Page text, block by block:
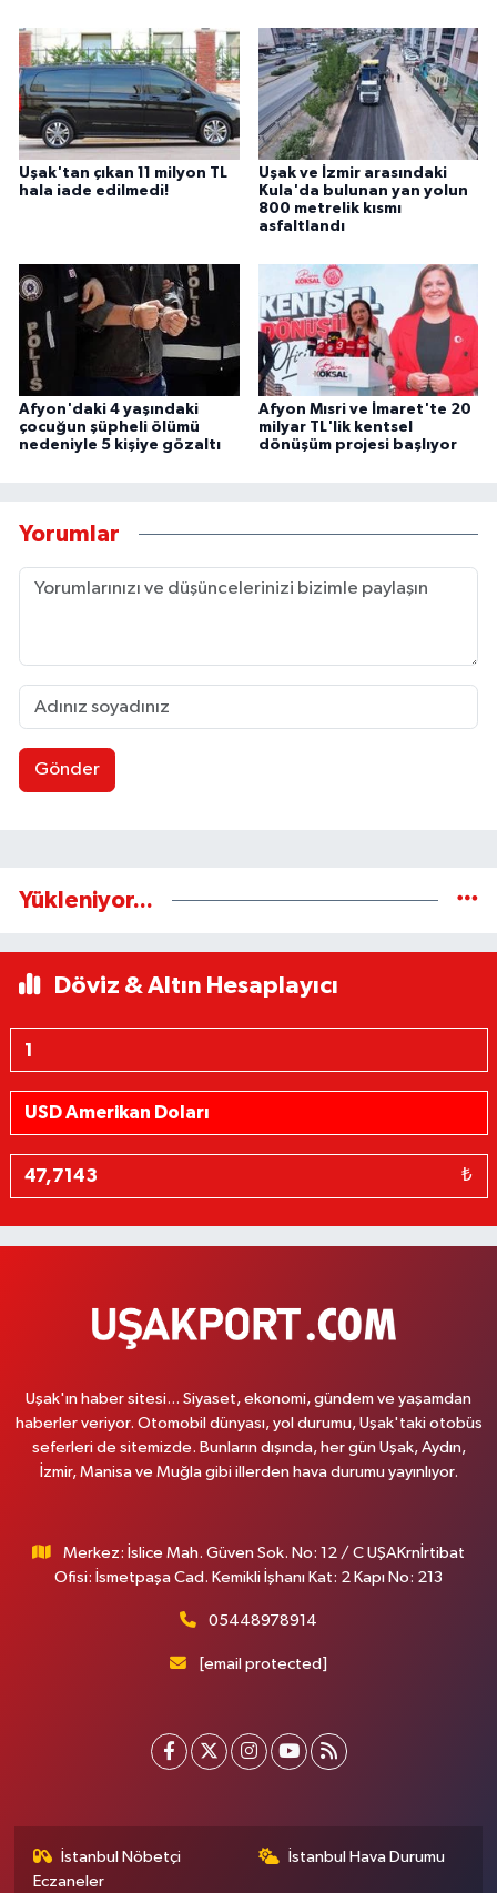
Uşak'tan çıkan 11 milyon TL
hala iade edilmedi!
Uşak ve İzmir arasındaki
Kula'da bulunan yan yolun
800 metrelik kısmı
asfaltlandı
Afyon'daki 4 yaşındaki
çocuğun şüpheli ölümü
nedeniyle 5 kişiye gözaltı
Afyon Mısri ve İmaret'te 20
milyar TL'lik kentsel
dönüşüm projesi başlıyor
Yorumlar
Gönder
Yükleniyor...
Döviz & Altın Hesaplayıcı
₺
Uşak'ın haber sitesi... Siyaset, ekonomi, gündem ve yaşamdan
haberler veriyor. Otomobil dünyası, yol durumu, Uşak'taki otobüs
seferleri de sitemizde. Bunların dışında, her gün Uşak, Aydın,
İzmir, Manisa ve Muğla gibi illerden hava durumu yayınlıyor.
Merkez: İslice Mah. Güven Sok. No: 12 / C UŞAKrnİrtibat
Ofisi: İsmetpaşa Cad. Kemikli İşhanı Kat: 2 Kapı No: 213
05448978914
[email protected]
İstanbul Nöbetçi
Eczaneler
İstanbul Hava Durumu